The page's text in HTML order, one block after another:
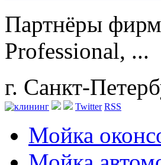
Партнёры
Professional, ...
г. Санкт-
Twitter RSS
Мойка окон